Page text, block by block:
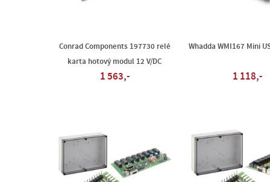
Conrad Components 197730 relé
karta hotový modul 12 V/DC
1 563,-
Whadda WMI167 Mini
1 118,-